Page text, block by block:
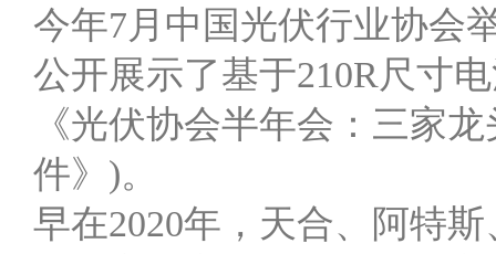
今年7月中国光伏行业协会
公开展示了基于210R尺寸
《光伏协会半年会：三家
件》)。
早在2020年，天合、阿特